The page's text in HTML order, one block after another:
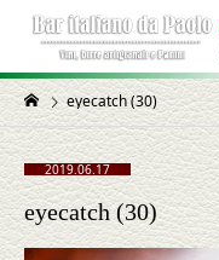
eyecatch (30)
2019.06.17
eyecatch (30)